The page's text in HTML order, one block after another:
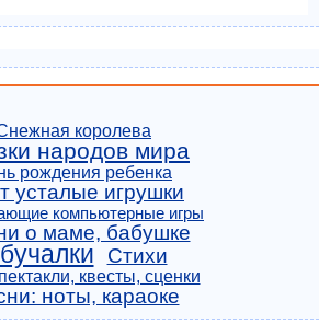
королева
народов мира
рождения ребенка
усталые игрушки
компьютерные игры
о маме, бабушке
Стихи
квесты, сценки
ноты, караоке